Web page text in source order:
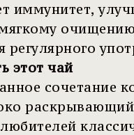
иммунитет,
регулярного
этот чай
сочетание